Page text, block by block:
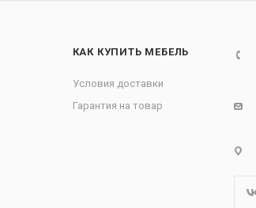
КАК КУПИТЬ МЕБЕЛЬ
Условия доставки
Гарантия на товар